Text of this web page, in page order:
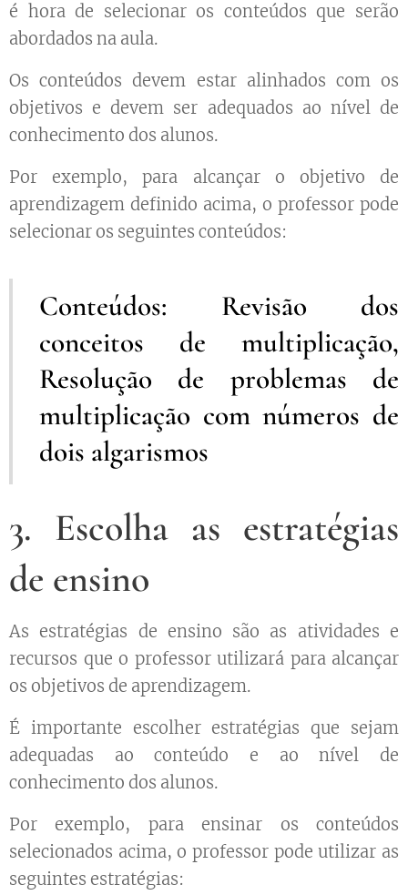
é hora de selecionar os conteúdos que serão
abordados na aula.
Os conteúdos devem estar alinhados com os
objetivos e devem ser adequados ao nível de
conhecimento dos alunos.
Por exemplo, para alcançar o objetivo de
aprendizagem definido acima, o professor pode
selecionar os seguintes conteúdos:
Conteúdos: Revisão dos
conceitos de multiplicação,
Resolução de problemas de
multiplicação com números de
dois algarismos
3. Escolha as estratégias
de ensino
As estratégias de ensino são as atividades e
recursos que o professor utilizará para alcançar
os objetivos de aprendizagem.
É importante escolher estratégias que sejam
adequadas ao conteúdo e ao nível de
conhecimento dos alunos.
Por exemplo, para ensinar os conteúdos
selecionados acima, o professor pode utilizar as
seguintes estratégias: